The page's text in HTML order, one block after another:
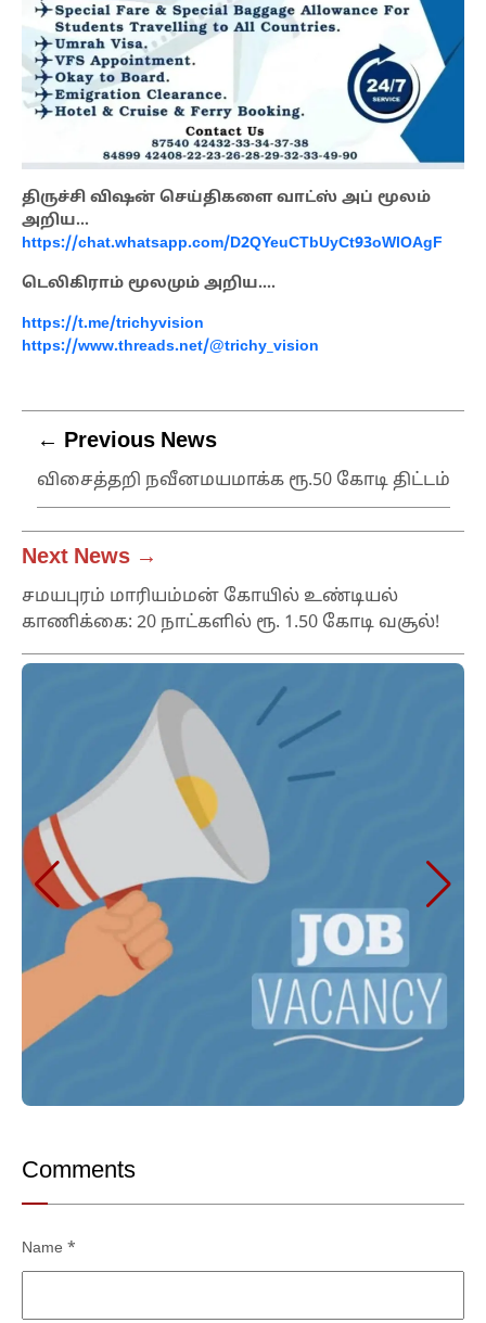
திருச்சி விஷன் செய்திகளை வாட்ஸ் அப் மூலம்
அறிய…
https://chat.whatsapp.com/D2QYeuCTbUyCt93oWlOAgF
டெலிகிராம் மூலமும் அறிய….
https://t.me/trichyvision
https://www.threads.net/@trichy_vision
← Previous News
விசைத்தறி நவீனமயமாக்க ரூ.50 கோடி திட்டம்
Next News →
சமயபுரம் மாரியம்மன் கோயில் உண்டியல்
காணிக்கை: 20 நாட்களில் ரூ. 1.50 கோடி வசூல்!
Comments
Name *